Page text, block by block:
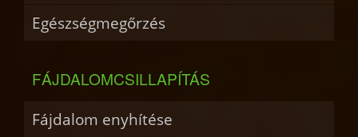
Egészségmegőrzés
FÁJDALOMCSILLAPÍTÁS
Fájdalom enyhítése